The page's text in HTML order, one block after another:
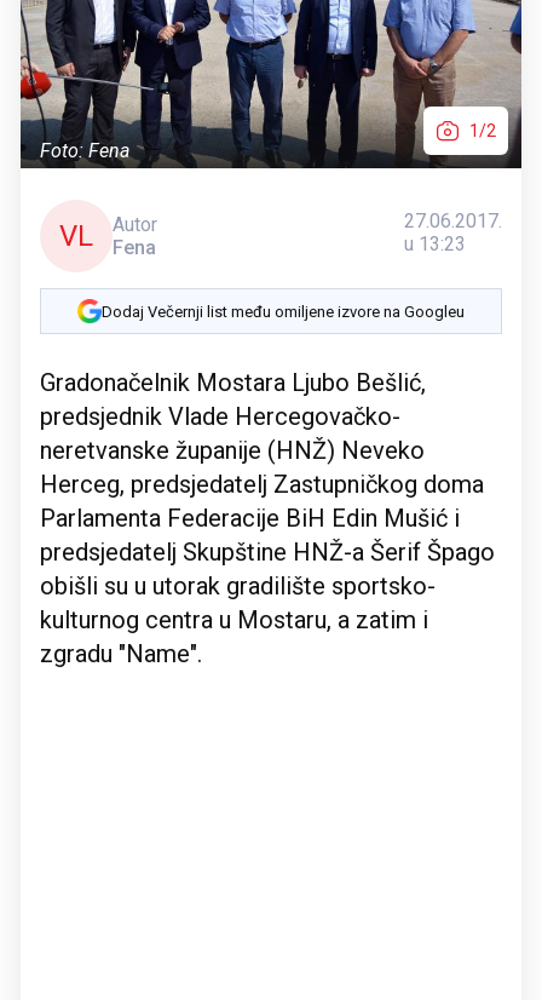
Foto: Fena
1/2
VL
Autor
Fena
27.06.2017.
u 13:23
Dodaj Večernji list među omiljene izvore na Googleu
Gradonačelnik Mostara Ljubo Bešlić,
predsjednik Vlade Hercegovačko-
neretvanske županije (HNŽ) Neveko
Herceg, predsjedatelj Zastupničkog doma
Parlamenta Federacije BiH Edin Mušić i
predsjedatelj Skupštine HNŽ-a Šerif Špago
obišli su u utorak gradilište sportsko-
kulturnog centra u Mostaru, a zatim i
zgradu "Name".